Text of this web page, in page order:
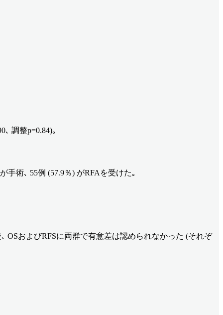
､ 調整p=0.84)｡
手術､ 55例 (57.9％) がRFAを受けた｡
OSおよびRFSに両群で有意差は認められなかった (それぞ